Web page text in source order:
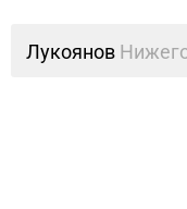
Лукоянов